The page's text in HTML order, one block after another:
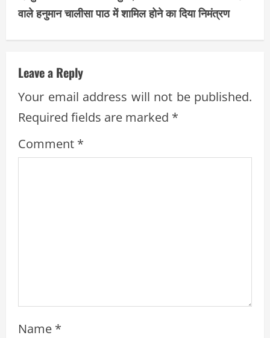
n
u
e
R
e
a
वाले हनुमान चालीसा पाठ में शामिल होने का दिया निमंत्रण
Leave a Reply
Your email address will not be published.
Required fields are marked *
Comment *
Name *